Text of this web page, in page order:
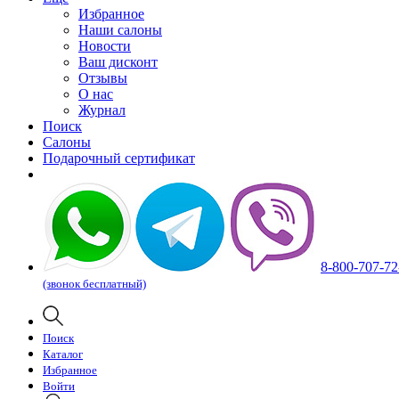
Избранное
Наши салоны
Новости
Ваш дисконт
Отзывы
О нас
Журнал
Поиск
Салоны
Подарочный сертификат
8-800-707-
(звонок бесплатный)
Поиск
Каталог
Избранное
Войти